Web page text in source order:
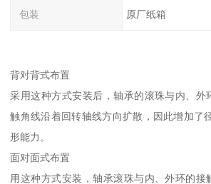
包装 原厂纸箱
背对背式布置
采用这种方式安装后，轴承的滚珠与内、外
触角线沿着回转轴线方向扩散，因此增加了
形能力。
面对面式布置
用这种方式安装，轴承滚珠与内、外环的接